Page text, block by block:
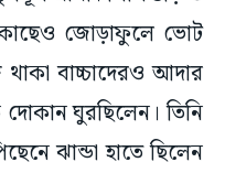
জোড়াফুলে ভোট
থাকা বাচ্চাদেরও আদার
ঘুরছিলেন। তিনি
ঝান্ডা হাতে ছিলেন